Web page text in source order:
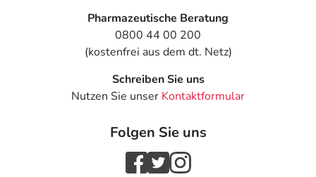
Pharmazeutische Beratung
0800 44 00 200
(kostenfrei aus dem dt. Netz)
Schreiben Sie uns
Nutzen Sie unser Kontaktformular
Folgen Sie uns